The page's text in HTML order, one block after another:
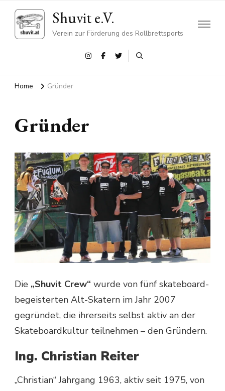
Shuvit e.V.
Verein zur Förderung des Rollbrettsports
Home Gründer
Gründer
Die „Shuvit Crew“ wurde von fünf skateboard-
begeisterten Alt-Skatern im Jahr 2007
gegründet, die ihrerseits selbst aktiv an der
Skateboardkultur teilnehmen – den Gründern.
Ing. Christian Reiter
„Christian“ Jahrgang 1963, aktiv seit 1975, von